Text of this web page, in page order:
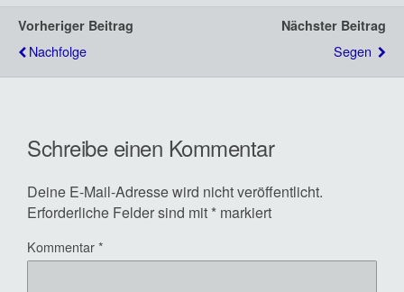
Vorheriger Beitrag
Nachfolge
Nächster Beitrag
Segen
Schreibe einen Kommentar
Deine E-Mail-Adresse wird nicht veröffentlicht.
Erforderliche Felder sind mit * markiert
Kommentar*